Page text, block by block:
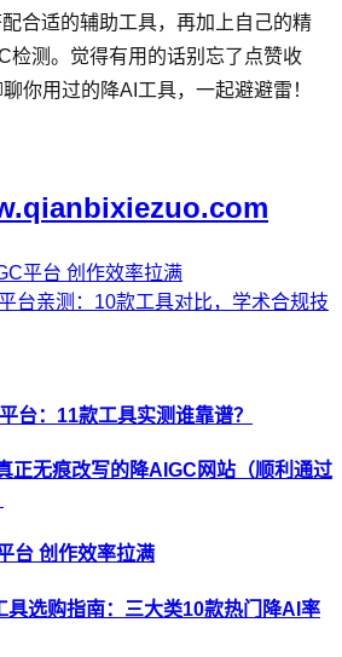
合适的辅助工具，再加上自己的精
检测。觉得有用的话别忘了点赞收
你用过的降AI工具，一起避避雷！
平台 创作效率拉满
台亲测：10款工具对比，学术合规技
台：11款工具实测谁靠谱？
正无痕改写的降AIGC网站（顺利通过
台 创作效率拉满
具选购指南：三大类10款热门降AI率